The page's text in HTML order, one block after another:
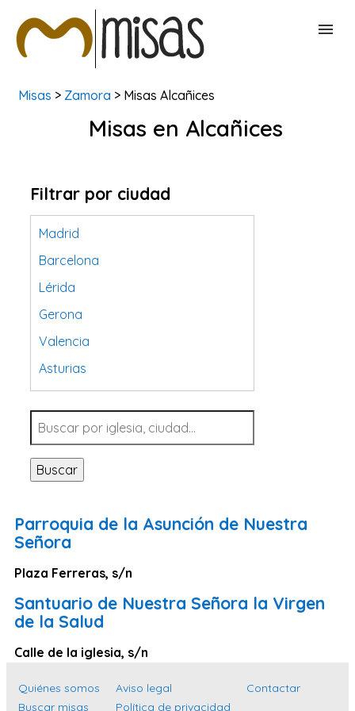
BUSCAR MISAS
Misas > Zamora > Misas Alcañices
Misas en Alcañices
Filtrar por ciudad
Madrid
Barcelona
Lérida
Gerona
Valencia
Asturias
Tarragona
Navarra
Valladolid
Sevilla
Santa Cruz de Tenerife
Islas Baleares
Las Palmas
Toledo
Buscar
Parroquia de la Asunción de Nuestra
Señora
Plaza Ferreras, s/n
Santuario de Nuestra Señora la Virgen
de la Salud
Calle de la iglesia, s/n
Quiénes somos
Buscar misas
Aviso legal
Política de privacidad
Contactar